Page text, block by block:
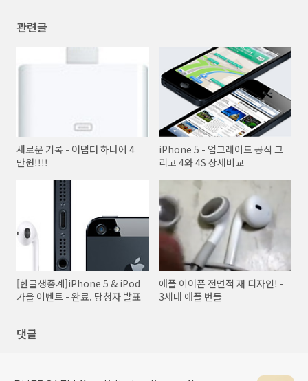
관련글
새로운 기록 - 어댑터 하나에 4
만원!!!!
iPhone 5 - 업그레이드 공식 그
리고 4와 4S 상세비교
[한글생중계]iPhone 5 & iPod
가을 이벤트 - 완료. 당청자 발표
애플 이어폰 전면적 재 디자인! -
3세대 애플 번들
댓글